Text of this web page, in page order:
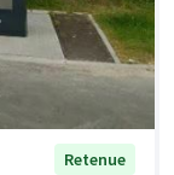
Retenue